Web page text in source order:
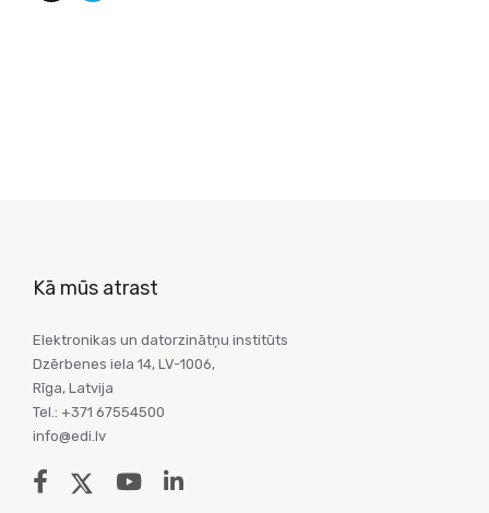
Kā mūs atrast
Elektronikas un datorzinātņu institūts
Dzērbenes iela 14, LV-1006,
Rīga, Latvija
Tel.: +371 67554500
info@edi.lv